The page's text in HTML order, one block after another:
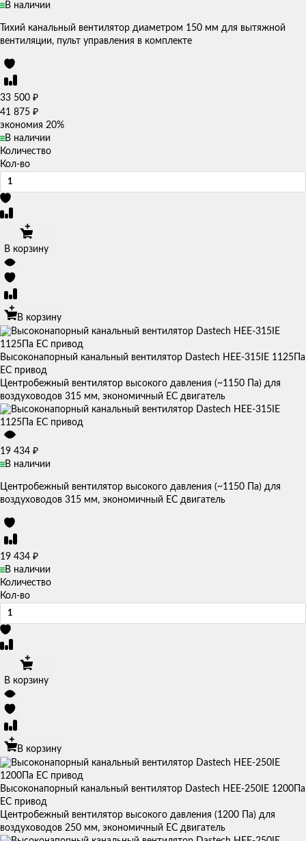
В наличии
Тихий канальный вентилятор диаметром 150 мм для вытяжной
вентиляции, пульт управления в комплекте
33 500 ₽
41 875 ₽
экономия 20%
В наличии
Количество
Кол-во
В корзину
В корзину
Высоконапорный канальный вентилятор Dastech HEE-315IE 1125Па
EC привод
Центробежный вентилятор высокого давления (~1150 Па) для
воздуховодов 315 мм, экономичный EC двигатель
19 434 ₽
В наличии
Центробежный вентилятор высокого давления (~1150 Па) для
воздуховодов 315 мм, экономичный EC двигатель
19 434 ₽
В наличии
Количество
Кол-во
В корзину
В корзину
Высоконапорный канальный вентилятор Dastech HEE-250IE 1200Па
EC привод
Центробежный вентилятор высокого давления (1200 Па) для
воздуховодов 250 мм, экономичный EC двигатель